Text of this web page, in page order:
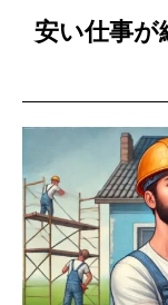
安い仕事が